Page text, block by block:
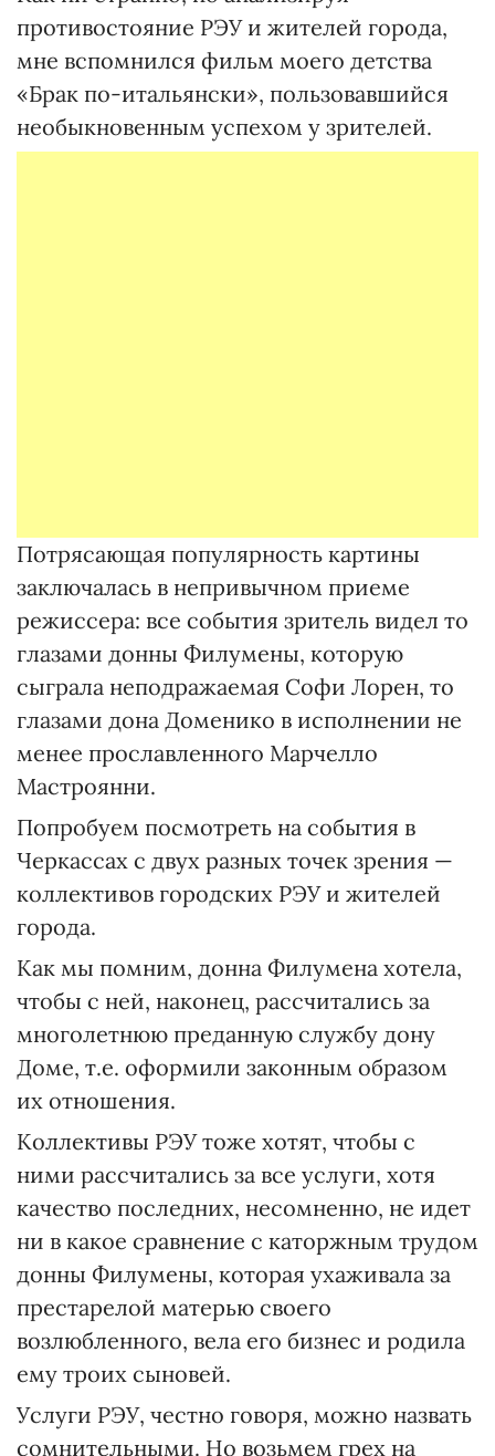
противостояние РЭУ и жителей города,
мне вспомнился фильм моего детства
«Брак по-итальянски», пользовавшийся
необыкновенным успехом у зрителей.
Потрясающая популярность картины
заключалась в непривычном приеме
режиссера: все события зритель видел то
глазами донны Филумены, которую
сыграла неподражаемая Софи Лорен, то
глазами дона Доменико в исполнении не
менее прославленного Марчелло
Мастроянни.
Попробуем посмотреть на события в
Черкассах с двух разных точек зрения —
коллективов городских РЭУ и жителей
города.
Как мы помним, донна Филумена хотела,
чтобы с ней, наконец, рассчитались за
многолетнюю преданную службу дону
Доме, т.е. оформили законным образом
их отношения.
Коллективы РЭУ тоже хотят, чтобы с
ними рассчитались за все услуги, хотя
качество последних, несомненно, не идет
ни в какое сравнение с каторжным трудом
донны Филумены, которая ухаживала за
престарелой матерью своего
возлюбленного, вела его бизнес и родила
ему троих сыновей.
Услуги РЭУ, честно говоря, можно назвать
сомнительными. Но возьмем грех на